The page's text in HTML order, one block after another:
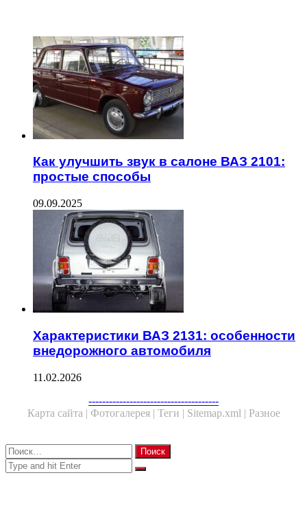
Как улучшить звук в салоне ВАЗ 2101:
простые способы
09.09.2025
Характеристики ВАЗ 2131: особенности
внедорожного автомобиля
11.02.2026
--------------------------------------
Карта сайта | Фотогалерея | Теги | Sitemap.xml | Разное
Close
Найти:
Close
Search